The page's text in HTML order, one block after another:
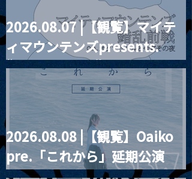
MoonRomantic
Channel1周年記念Live
2026.08.07 |【観覧】マイテ
ィマウンテンズpresents.
“HALL-IN-ONE”
2026.08.08 |【観覧】Oaiko
pre.「これから」延期公演